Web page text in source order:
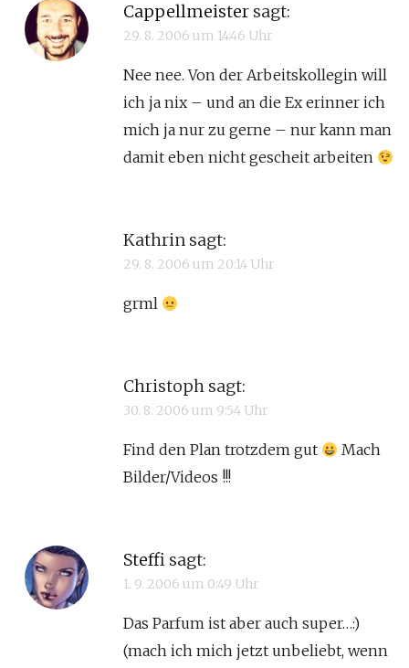
Cappellmeister sagt:
29. 8. 2006 um 14:46 Uhr
Nee nee. Von der Arbeitskollegin will
ich ja nix – und an die Ex erinner ich
mich ja nur zu gerne – nur kann man
damit eben nicht gescheit arbeiten
Kathrin sagt:
29. 8. 2006 um 20:14 Uhr
grml
Christoph sagt:
30. 8. 2006 um 9:54 Uhr
Find den Plan trotzdem gut
Mach
Bilder/Videos !!!
Steffi sagt:
1. 9. 2006 um 0:49 Uhr
Das Parfum ist aber auch super…:)
(mach ich mich jetzt unbeliebt, wenn